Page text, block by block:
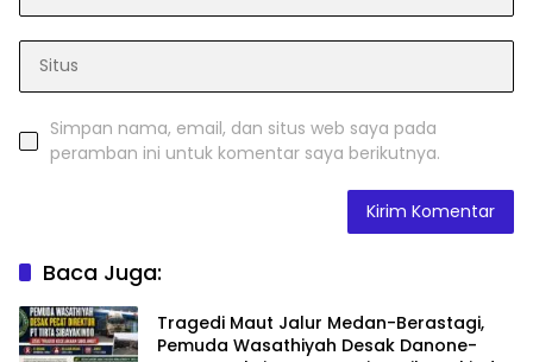
Simpan nama, email, dan situs web saya pada
peramban ini untuk komentar saya berikutnya.
Baca Juga:
Tragedi Maut Jalur Medan-Berastagi,
Pemuda Wasathiyah Desak Danone-